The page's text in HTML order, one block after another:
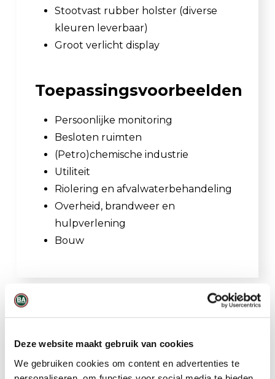
Deze website maakt gebruik van cookies
We gebruiken cookies om content en advertenties te
Stootvast rubber holster (diverse
kleuren leverbaar)
Groot verlicht display
Toepassingsvoorbeelden
Persoonlijke monitoring
Besloten ruimten
(Petro)chemische industrie
Utiliteit
Riolering en afvalwaterbehandeling
Overheid, brandweer en
hulpverlening
Bouw